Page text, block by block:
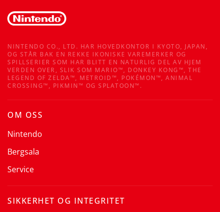
NINTENDO CO., LTD. HAR HOVEDKONTOR I KYOTO, JAPAN,
OG STÅR BAK EN REKKE IKONISKE VAREMERKER OG
SPILLSERIER SOM HAR BLITT EN NATURLIG DEL AV HJEM
VERDEN OVER, SLIK SOM MARIO™, DONKEY KONG™, THE
LEGEND OF ZELDA™, METROID™, POKÉMON™, ANIMAL
CROSSING™, PIKMIN™ OG SPLATOON™.
OM OSS
Nintendo
Bergsala
Service
SIKKERHET OG INTEGRITET